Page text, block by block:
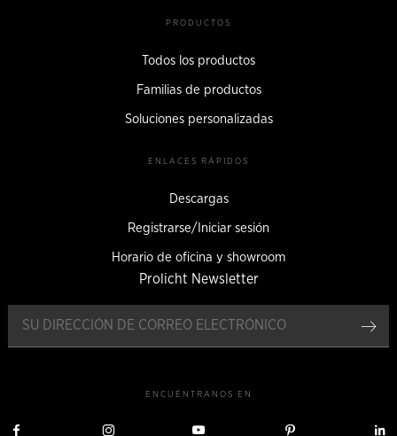
PRODUCTOS
Todos los productos
Familias de productos
Soluciones personalizadas
ENLACES RÁPIDOS
Descargas
Registrarse/Iniciar sesión
Horario de oficina y showroom
Prolicht Newsletter
ENCUÉNTRANOS EN